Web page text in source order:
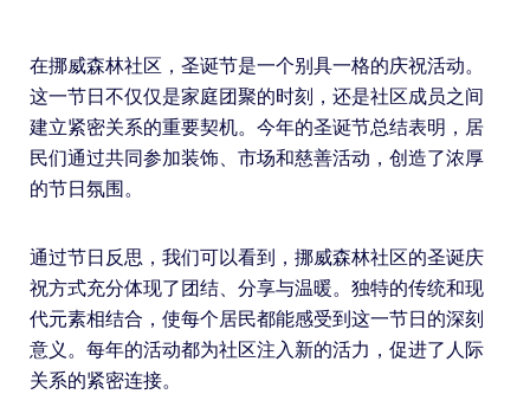
在挪威森林社区，圣诞节是一个别具一格的庆祝活动。
这一节日不仅仅是家庭团聚的时刻，还是社区成员之间
建立紧密关系的重要契机。今年的圣诞节总结表明，居
民们通过共同参加装饰、市场和慈善活动，创造了浓厚
的节日氛围。
通过节日反思，我们可以看到，挪威森林社区的圣诞庆
祝方式充分体现了团结、分享与温暖。独特的传统和现
代元素相结合，使每个居民都能感受到这一节日的深刻
意义。每年的活动都为社区注入新的活力，促进了人际
关系的紧密连接。